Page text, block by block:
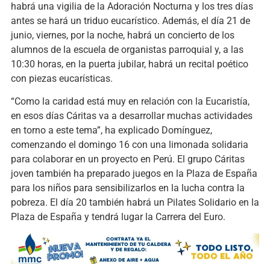
habrá una vigilia de la Adoración Nocturna y los tres días
antes se hará un triduo eucarístico. Además, el día 21 de
junio, viernes, por la noche, habrá un concierto de los
alumnos de la escuela de organistas parroquial y, a las
10:30 horas, en la puerta jubilar, habrá un recital poético
con piezas eucarísticas.
“Como la caridad está muy en relación con la Eucaristía,
en esos días Cáritas va a desarrollar muchas actividades
en torno a este tema”, ha explicado Domínguez,
comenzando el domingo 16 con una limonada solidaria
para colaborar en un proyecto en Perú. El grupo Cáritas
joven también ha preparado juegos en la Plaza de España
para los niños para sensibilizarlos en la lucha contra la
pobreza. El día 20 también habrá un Pilates Solidario en la
Plaza de España y tendrá lugar la Carrera del Euro.